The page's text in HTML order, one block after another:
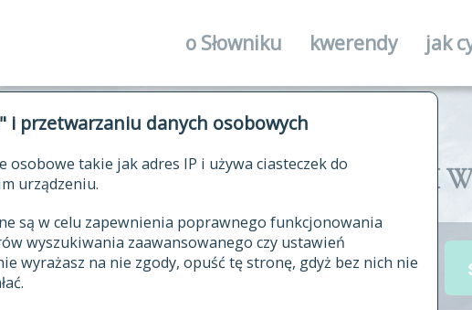
i przetwarzaniu danych osobowych
takie jak adres IP i używa ciasteczek do
urządzeniu.
są w celu zapewnienia poprawnego funkcjonowania
wyszukiwania zaawansowanego czy ustawień
wyrażasz na nie zgody, opuść tę stronę, gdyż bez nich nie
o Słowniku
historia
publikacje
autorzy tekstów źródłowych
zasady opracowania
kwerendy jak
JĘZYKA POLSKIEGO XVII I XVIII